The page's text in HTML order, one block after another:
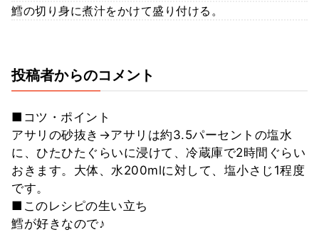
鱈の切り身に煮汁をかけて盛り付ける。
投稿者からのコメント
■コツ・ポイント
アサリの砂抜き→アサリは約3.5パーセントの塩水
に、ひたひたぐらいに浸けて、冷蔵庫で2時間ぐらい
おきます。大体、水200mlに対して、塩小さじ1程度
です。
■このレシピの生い立ち
鱈が好きなので♪